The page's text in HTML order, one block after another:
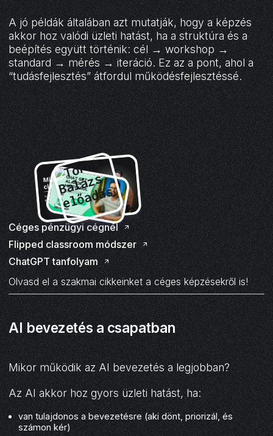
A jó példák általában azt mutatják, hogy a képzés
akkor hoz valódi üzleti hatást, ha a struktúra és a
beépítés együtt történik: cél → workshop →
standard → mérés → iteráció. Ez az a pont, ahol a
“tudásfejlesztés” átfordul működésfejlesztéssé.
Céges pénzügyi cégnél
Flipped classroom módszer
ChatGPT tanfolyam
Olvasd el a szakmai cikkeinket a céges képzésekről is!
AI bevezetés a csapatban
Mikor működik az AI bevezetés a legjobban?
Az AI akkor hoz gyors üzleti hatást, ha:
van tulajdonos a bevezetésre (aki dönt, priorizál, és
számon kér)